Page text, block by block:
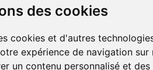
des cookies
cookies et d'autres
expérience de navigation sur
un contenu personnalisé et
Nos partenaires
à distance
de l’Emploi